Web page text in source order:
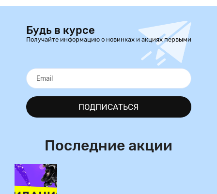
Будь в курсе
Получайте информацию о новинках и акциях первыми
ПОДПИСАТЬСЯ
Последние акции